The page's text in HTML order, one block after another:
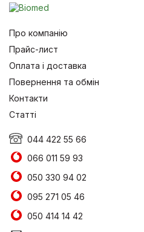
Про компанію
Прайс-лист
Оплата і доставка
Повернення та обмін
Контакти
Статті
044 422 55 66
066 011 59 93
050 330 94 02
095 271 05 46
050 414 14 42